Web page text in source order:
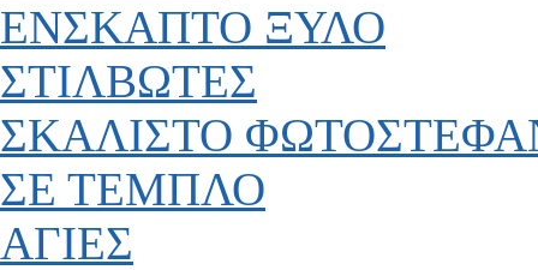
ΕΝΣΚΑΠΤΟ ΞΥΛΟ
ΣΤΙΛΒΩΤΕΣ
ΣΚΑΛΙΣΤΟ
ΣΕ ΤΕΜΠΛΟ
ΑΓΙΕΣ